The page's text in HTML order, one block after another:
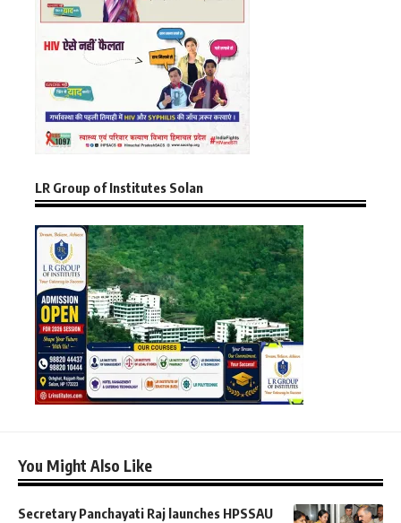
LR Group of Institutes Solan
You Might Also Like
Secretary Panchayati Raj launches HPSSAU